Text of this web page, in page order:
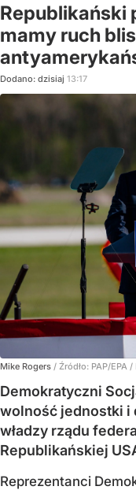
Republikański
mamy ruch
Dodano: dzisiaj 13:17
Mike Rogers / Źródło: PAP/EPA /
Demokratyczni
wolność jednostki i
władzy rządu
Republikańskiej
Reprezentanci